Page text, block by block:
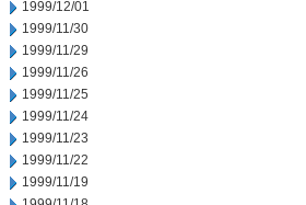
1999/12/01
1999/11/30
1999/11/29
1999/11/26
1999/11/25
1999/11/24
1999/11/23
1999/11/22
1999/11/19